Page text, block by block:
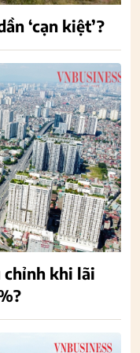
‘cạn kiệt’?
chỉnh khi lãi